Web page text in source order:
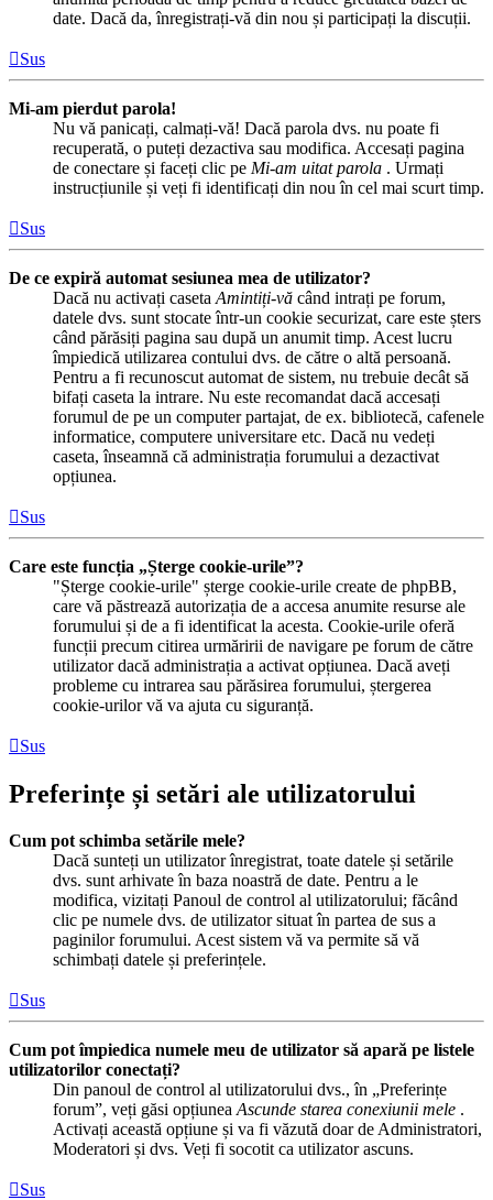
date. Dacă da, înregistrați-vă din nou și participați la discuții.
Sus
Mi-am pierdut parola!
Nu vă panicați, calmați-vă! Dacă parola dvs. nu poate fi
recuperată, o puteți dezactiva sau modifica. Accesați pagina
de conectare și faceți clic pe Mi-am uitat parola . Urmați
instrucțiunile și veți fi identificați din nou în cel mai scurt timp.
Sus
De ce expiră automat sesiunea mea de utilizator?
Dacă nu activați caseta Amintiți-vă când intrați pe forum,
datele dvs. sunt stocate într-un cookie securizat, care este șters
când părăsiți pagina sau după un anumit timp. Acest lucru
împiedică utilizarea contului dvs. de către o altă persoană.
Pentru a fi recunoscut automat de sistem, nu trebuie decât să
bifați caseta la intrare. Nu este recomandat dacă accesați
forumul de pe un computer partajat, de ex. bibliotecă, cafenele
informatice, computere universitare etc. Dacă nu vedeți
caseta, înseamnă că administrația forumului a dezactivat
opțiunea.
Sus
Care este funcția „Șterge cookie-urile”?
"Șterge cookie-urile" șterge cookie-urile create de phpBB,
care vă păstrează autorizația de a accesa anumite resurse ale
forumului și de a fi identificat la acesta. Cookie-urile oferă
funcții precum citirea urmăririi de navigare pe forum de către
utilizator dacă administrația a activat opțiunea. Dacă aveți
probleme cu intrarea sau părăsirea forumului, ștergerea
cookie-urilor vă va ajuta cu siguranță.
Sus
Preferințe și setări ale utilizatorului
Cum pot schimba setările mele?
Dacă sunteți un utilizator înregistrat, toate datele și setările
dvs. sunt arhivate în baza noastră de date. Pentru a le
modifica, vizitați Panoul de control al utilizatorului; făcând
clic pe numele dvs. de utilizator situat în partea de sus a
paginilor forumului. Acest sistem vă va permite să vă
schimbați datele și preferințele.
Sus
Cum pot împiedica numele meu de utilizator să apară pe listele
utilizatorilor conectați?
Din panoul de control al utilizatorului dvs., în „Preferințe
forum”, veți găsi opțiunea Ascunde starea conexiunii mele .
Activați această opțiune și va fi văzută doar de Administratori,
Moderatori și dvs. Veți fi socotit ca utilizator ascuns.
Sus